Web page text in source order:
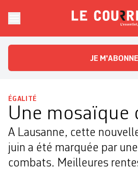
Le
JE M'ABONNE
ÉGALITÉ
Une mosaïque
A Lausanne, cette
juin a été marquée par
combats. Meilleures